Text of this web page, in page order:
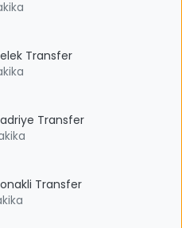
Transfer
Transfer
Transfer